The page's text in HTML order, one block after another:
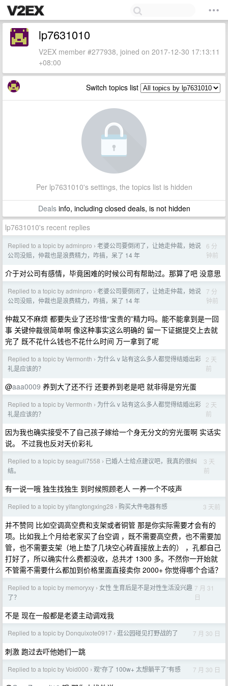
lp7631010
V2EX member #277938, joined on 2017-12-30 17:13:11
+08:00
Switch topics list
Per lp7631010's settings, the topics list is hidden
Dealsinfo, including closed deals, is not hidden
lp7631010's recent replies
Replied to a topic by adminpro › 老婆公司要倒闭了，让她走仲裁，她说
公司没赔，仲裁也是浪费精力，咋搞，呆了 14 年
6 分
钟前
介于对公司有感情，毕竟困难的时候公司有帮助过。那算了吧 没意思
Replied to a topic by adminpro › 老婆公司要倒闭了，让她走仲裁，她说
公司没赔，仲裁也是浪费精力，咋搞，呆了 14 年
7 分
钟前
仲裁又不麻烦 都要失业了还珍惜“宝贵的”精力吗。能不能拿到是一回
事 关键仲裁很简单啊 像这种事实这么明确的 留一下证据提交上去就
完了 既不花什么钱也不花什么时间 万一拿到了呢
Replied to a topic by Vermonth › 为什么 v 站有这么多人都觉得结婚出彩
礼是应该的？
2 天
前
@aaa0009 养到大了还不行 还要养到老是吧 就非得是穷光蛋
Replied to a topic by Vermonth › 为什么 v 站有这么多人都觉得结婚出彩
礼是应该的？
2 天
前
因为我也确实接受不了自己孩子嫁给一个身无分文的穷光蛋啊 实话实
说。 不过我也反对天价彩礼
Replied to a topic by seagull7558 › 已婚人士给点建议吧，我真的很纠
结。
3 天
前
有一说一哦 独生找独生 到时候照顾老人 一养一个不吱声
Replied to a topic by yifangtongxing28 › 购买大件电器有感 3 天前
并不赞同 比如空调高空费和支架或者铜管 那是你实际需要才会有的
项。比如我上个月给老家买了台空调 ，既不需要高空费，也不需要加
管，也不需要支架（地上垫了几块空心砖直接放上去的） ，孔都自己
打好了，所以确实什么费都没收，总共才 1300 多。不然你一开始就
不管需不需要什么都加到价格里面直接卖你 2000+ 你觉得哪个合适？
Replied to a topic by memoryxy › 女性 生育后是不是对性生活没兴趣
了？
7 月 31
日
不是 现在一般都是老婆主动调戏我
Replied to a topic by Donquixote0917 › 逛公园碰见打野战的了 7 月 30 日
刺激 跑过去吓他她们一跳
Replied to a topic by Void000 › 观“存了 100w+ 太想躺平了”有感 7 月 30 日